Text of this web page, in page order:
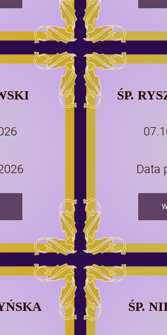
ŚP.
Data
ŚP.